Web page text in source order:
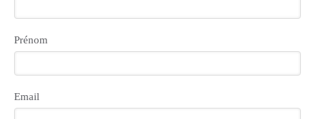
Prénom
Email